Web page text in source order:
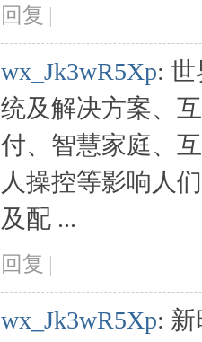
回复 |
wx_Jk3wR5Xp: 世
统及解决方案、
付、智慧家庭、
人操控等影响人
及配 ...
回复 |
wx_Jk3wR5Xp: 新